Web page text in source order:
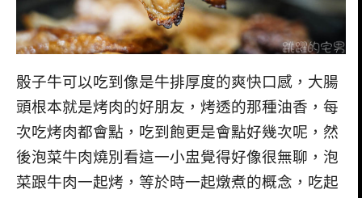
骰子牛可以吃到像是牛排厚度的爽快口感，大腸
頭根本就是烤肉的好朋友，烤透的那種油香，每
次吃烤肉都會點，吃到飽更是會點好幾次呢，然
後泡菜牛肉燒別看這一小盅覺得好像很無聊，泡
菜跟牛肉一起烤，等於時一起燉煮的概念，吃起